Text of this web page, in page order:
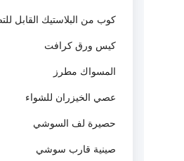
كوب من البلاستيك القابل
كيس ورق كرافت
المسواك مطرز
عصي الخيزران للشواء
حصيرة لف السوشي
صينية قارب سوشي